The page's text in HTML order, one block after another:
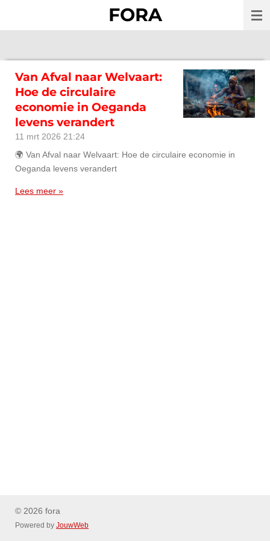
FORA
Van Afval naar Welvaart:
Hoe de circulaire
economie in Oeganda
levens verandert
11 mrt 2026 21:24
🌍 Van Afval naar Welvaart: Hoe de circulaire economie in
Oeganda levens verandert
Lees meer »
© 2026 fora
Powered by JouwWeb